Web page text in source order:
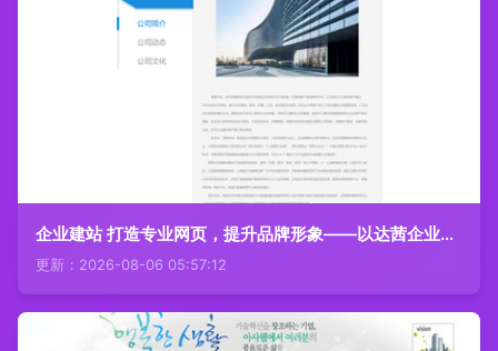
企业建站 打造专业网页，提升品牌形象——以达茜企业宣传网站为例
更新：2026-08-06 05:57:12